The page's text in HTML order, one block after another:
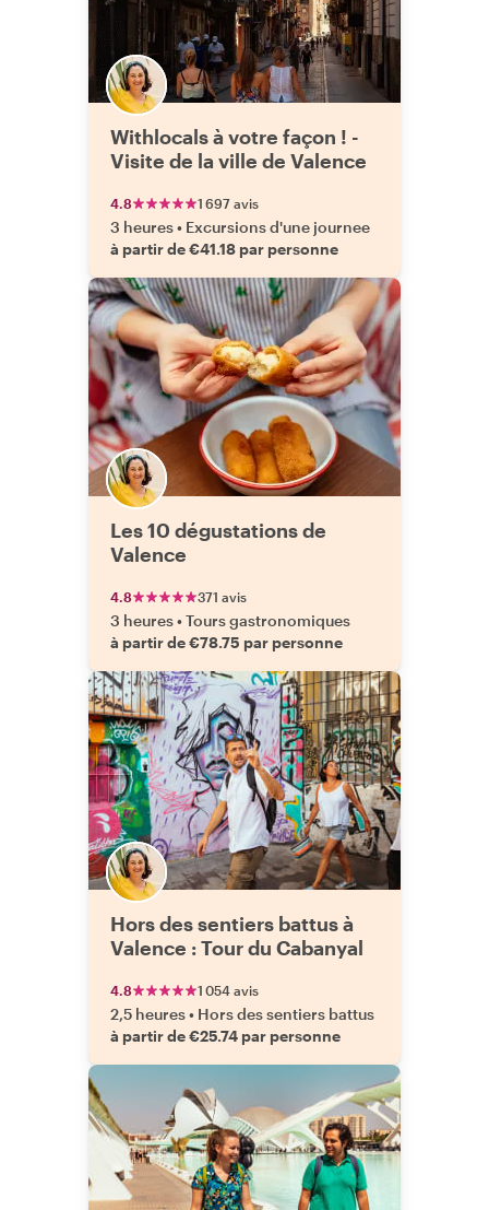
Withlocals à votre façon ! -
Visite de la ville de Valence
4.8 1 697 avis
3 heures• Excursions d'une journee
à partir de €41.18 par personne
Les 10 dégustations de
Valence
4.8 371 avis
3 heures•Tours gastronomiques
à partir de €78.75 par personne
Hors des sentiers battus à
Valence : Tour du Cabanyal
4.8 1 054 avis
2,5 heures• Hors des sentiers battus
à partir de €25.74 par personne